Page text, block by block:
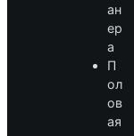
ан
ер
а
П
ол
ов
ая